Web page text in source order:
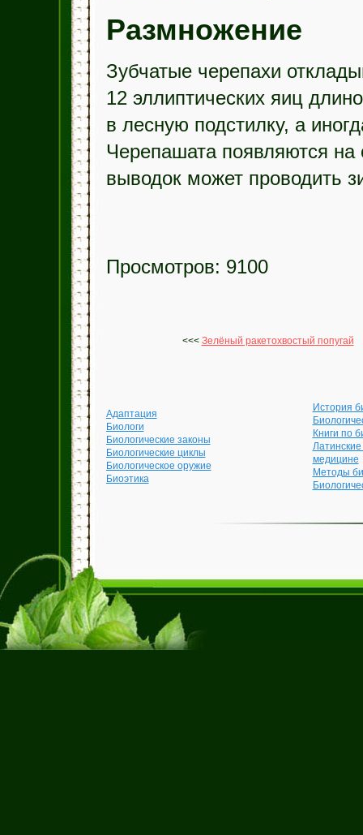
Размножение
Зубчатые черепахи
12 эллиптических яиц
в лесную подстилку, а
Черепашата появляются на
выводок может проводить
Просмотров: 9100
<<< Зелёный ракетохвостый попугай
Адаптация
Биологи
Биологические законы
Биологические циклы
Биологическое оружие
Биоэтика
История
Книги по
медицине
Методы